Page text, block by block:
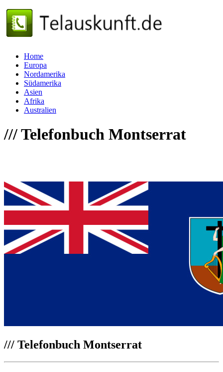
Home
Europa
Nordamerika
Südamerika
Asien
Afrika
Australien
///Telefonbuch Montserrat
/// Telefonbuch Montserrat